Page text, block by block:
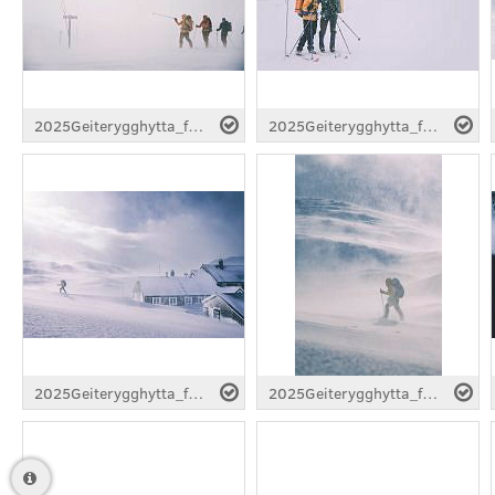
2025Geiterygghytta_foto_MariusDalseg_1.jpg 2025Geiterygghytta_foto_MariusDalseg_7.jpg
2025Geiterygghytta_foto_MariusDalseg_11.jpg 2025Geiterygghytta_foto_MariusDalseg_14.jpg